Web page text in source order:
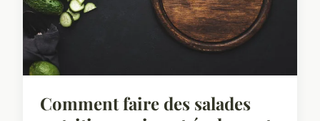
Comment faire des salades